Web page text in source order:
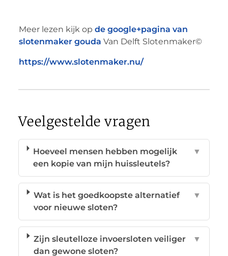
Meer lezen kijk op de google+pagina van
slotenmaker gouda Van Delft Slotenmaker©
https://www.slotenmaker.nu/
Veelgestelde vragen
Hoeveel mensen hebben mogelijk
een kopie van mijn huissleutels?
▼
Wat is het goedkoopste alternatief
voor nieuwe sloten?
▼
Zijn sleutelloze invoersloten veiliger
dan gewone sloten?
▼